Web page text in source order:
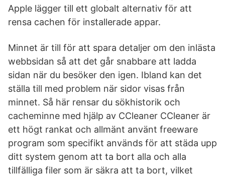
Apple lägger till ett globalt alternativ för att
rensa cachen för installerade appar.
Minnet är till för att spara detaljer om den inlästa
webbsidan så att det går snabbare att ladda
sidan när du besöker den igen. Ibland kan det
ställa till med problem när sidor visas från
minnet. Så här rensar du sökhistorik och
cacheminne med hjälp av CCleaner CCleaner är
ett högt rankat och allmänt använt freeware
program som specifikt används för att städa upp
ditt system genom att ta bort alla och alla
tillfälliga filer som är säkra att ta bort, vilket